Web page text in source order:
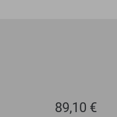
89,10 €